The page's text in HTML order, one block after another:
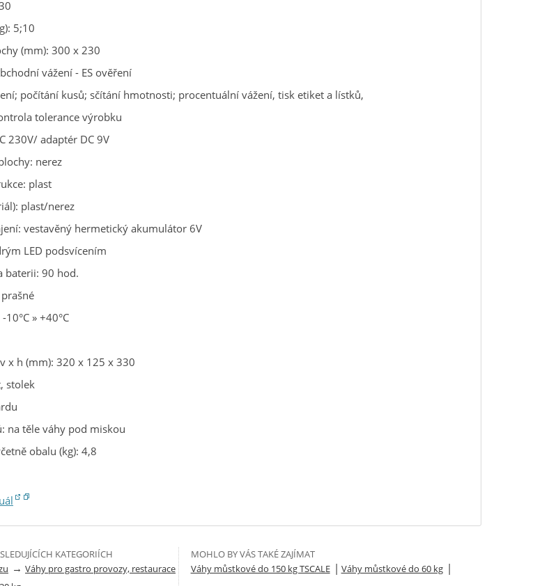
5;10
(mm): 300 x 230
vážení - ES ověření
počítání kusů; sčítání hmotnosti; procentuální vážení, tisk etiket a lístků,
tolerance výrobku
230V/ adaptér DC 9V
nerez
plast
plast/nerez
vestavěný hermetický akumulátor 6V
LED podsvícením
baterii: 90 hod.
» +40°C
x h (mm): 320 x 125 x 330
stolek
na těle váhy pod miskou
obalu (kg): 4,8
KATEGORIÍCH
→ Váhy pro gastro provozy, restaurace
MOHLO BY VÁS TAKÉ ZAJÍMAT
Váhy můstkové do 150 kg TSCALE | Váhy můstkové do 60 kg |